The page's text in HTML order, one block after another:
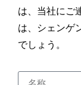
は、当社にご
は、シェンゲ
でしょう。